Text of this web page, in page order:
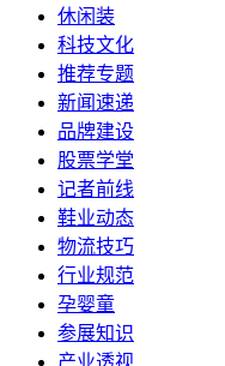
休闲装
科技文化
推荐专题
新闻速递
品牌建设
股票学堂
记者前线
鞋业动态
物流技巧
行业规范
孕婴童
参展知识